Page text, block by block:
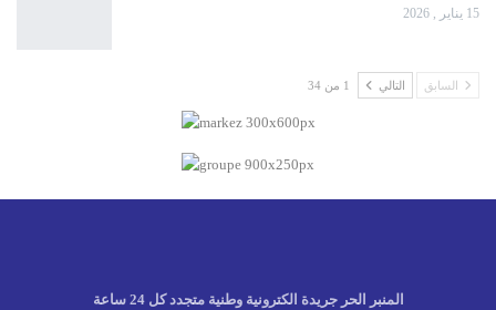
15 يناير , 2026
السابق التالي 1 من 34
المنبر الحر جريدة الكترونية وطنية متجدد كل 24 ساعة